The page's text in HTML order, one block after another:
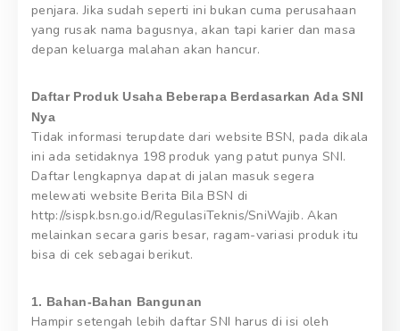
penjara. Jika sudah seperti ini bukan cuma perusahaan
yang rusak nama bagusnya, akan tapi karier dan masa
depan keluarga malahan akan hancur.
Daftar Produk Usaha Beberapa Berdasarkan Ada SNI
Nya
Tidak informasi terupdate dari website BSN, pada dikala
ini ada setidaknya 198 produk yang patut punya SNI.
Daftar lengkapnya dapat di jalan masuk segera
melewati website Berita Bila BSN di
http://sispk.bsn.go.id/RegulasiTeknis/SniWajib. Akan
melainkan secara garis besar, ragam-variasi produk itu
bisa di cek sebagai berikut.
1. Bahan-Bahan Bangunan
Hampir setengah lebih daftar SNI harus di isi oleh